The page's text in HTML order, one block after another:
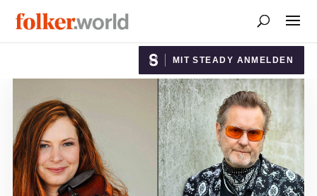
MIT STEADY ANMELDEN